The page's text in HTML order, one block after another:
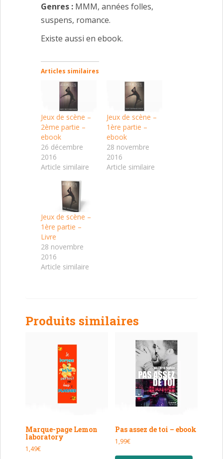
Genres : MMM, années folles,
suspens, romance.
Existe aussi en ebook.
Articles similaires
Jeux de scène –
2ème partie –
ebook
26 décembre
2016
Article similaire
Jeux de scène –
1ère partie –
ebook
28 novembre
2016
Article similaire
Jeux de scène –
1ère partie –
Livre
28 novembre
2016
Article similaire
Produits similaires
Marque-page Lemon
laboratory
1,49€
Pas assez de toi – ebook
1,99€